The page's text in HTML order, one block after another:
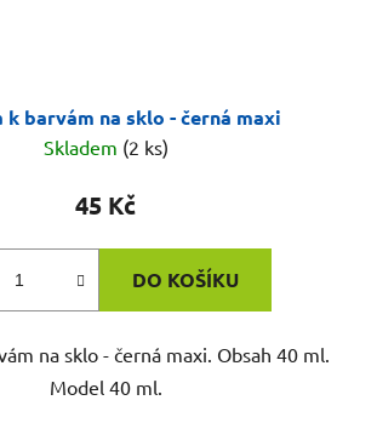
k barvám na sklo - černá maxi
Skladem (2 ks)
45 Kč
DO KOŠÍKU
na sklo - černá maxi. Obsah 40 ml.
Model 40 ml.